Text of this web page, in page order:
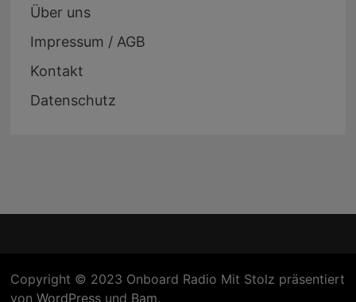
Über uns
Impressum / AGB
Kontakt
Datenschutz
Copyright © 2023 Onboard Radio Mit Stolz präsentiert
von WordPressund Bam.